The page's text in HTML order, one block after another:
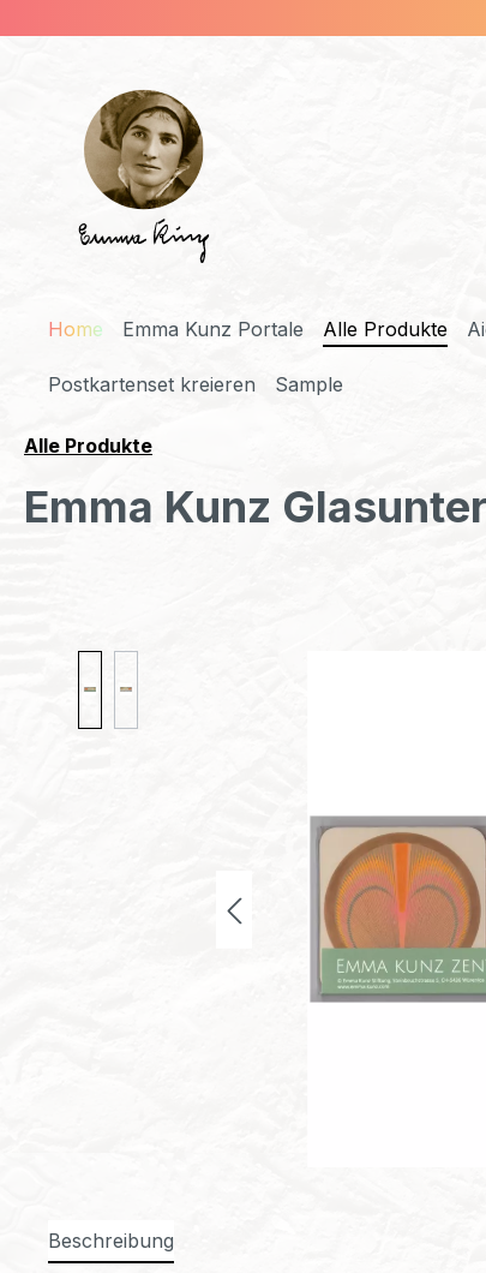
Home Emma Kunz Portale Alle Produkte
Postkartenset kreieren Sample
Alle Produkte
Emma Kunz
Beschreibung